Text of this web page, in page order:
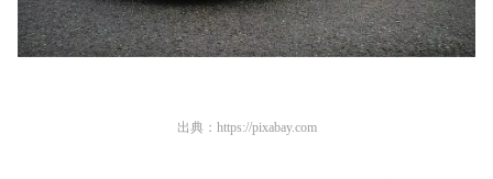
出典： https://pixabay.com